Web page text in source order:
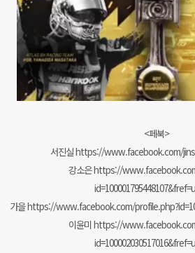
<페북>
서진실 https://www.facebook.com/
강소은 https://
가을 https://www.facebook.com/
이윤미 https://